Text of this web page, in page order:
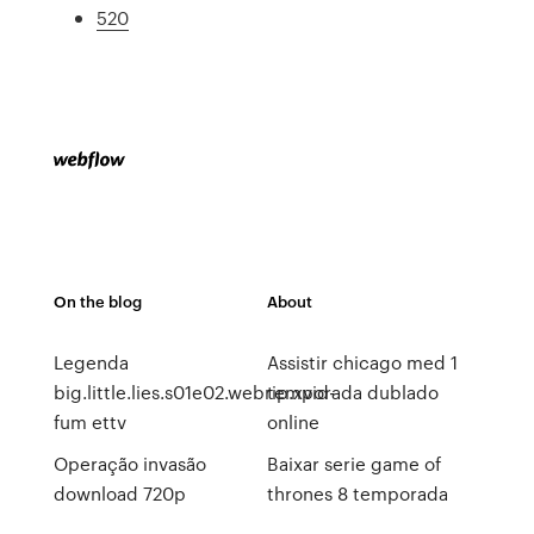
520
On the blog
Legenda
big.little.lies.s01e02.webrip.xvid-
fum ettv
Operação invasão
download 720p
About
Assistir chicago med 1
temporada dublado
online
Baixar serie game of
thrones 8 temporada